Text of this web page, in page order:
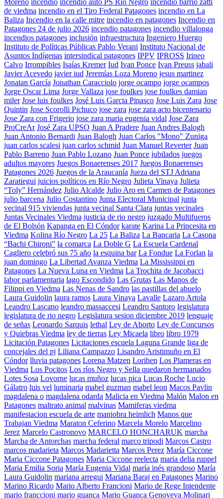
Moreno incendio incendio auto PS Río Negro incendio barrio zatti
de viedma incendio en el Tiro Federal Patagones incendio en La
Baliza Incendio en la calle mitre incendio en patagones Incendio en
Patagones 24 de julio 2026 incendio patagones incendio villalonga
incendios patagones inclusión infraestructura Ingeniero Huergo
Instituto de Políticas Públicas Pablo Verani Instituto Nacional de
Asuntos Indígenas intersindical patagones IPPV IPROSS Irineo
Calvo Irrompibles Isaías Kremer Iud Ivan Ponce Ivan Preuss jabali
Javier Acevedo javier iud Jeremías Loza Moreno jesus martinez
Jonatan García Jonathan Caracciolo jorge ocampo jorge ocampos
Jorge Oscar Lima Jorge Vallaza jose foulkes jose foulkes damian
miler Jose luis foulkes José Luis Garcia Pinasco Jose Luis Zara Jose
Quintin Jose Scorolli Pichuco jose zara jose zara acto bicentenario
Jose Zara con Frigerio jose zara maria eugenia vidal Jose Zara
ProCreAr José Zara UPSO Juan A Pradere Juan Andres Balogh
Juan Antonio Bernardi Juan Balogh Juan Carlos "Mono" Zuniga
juan carlos scalesi juan carlos schmid Juan Manuel Reverter Juan
Pablo Barreno Juan Pablo Lozano Juan Ponce jubilados juegos
adultos mayores Juegos Bonaerenses 2017 Juegos Bonaerenses
Patagones 2026 Juegos de la Araucanía Jueza del STJ Adriana
Zaratiegui juicios políticos en Río Negro Julieta Vinaya Julieta
“Toly” Hernández Julio Alcalde Julio Aro en Carmen de Patagones
julio barcena Julio Costantino Junta Electoral Municipal junta
vecinal 915 viviendas junta vecinal Santa Clara juntas vecinales
Juntas Vecinales Viedma justicia de rio negro juzgado Multifueros
de El Bolsón Kapanga en El Cóndor karate Karina La Princesita en
Viedma Kolina Río Negro La 25 La Baliza La Bancaria La Casona
“Bachi Chironi” la comarca La Doble G La Escuela Cardenal
Cagliero celebró sus 75 año la esquina bar La Fondue La Forlan la
juan domingo La Libertad Avanza Viedma La Mississippi en
Patagones La Nueva Luna en Viedma La Trochita de Jacobacci
labor parlamentaria lago Escondido Las Grutas Las Manos de
Filippi en Viedma Las Nenas de Sandro las pastillas del abuelo
Laura Guidolin laura ramos Laura Vinaya Lavalle Lazaro Artola
Leandro Lascano leandro massaccesi Leandro Santoro legislatura
legislatura de rio negro Legislatura sesion diciembre 2019 lenguaje
de señas Leonardo Sarquis lethal Ley de Aborto Ley de Concursos
y Quiebras Viedma ley de tierras Ley Micaela libro libro 1979
Licitación Patagones Licitaciones escuela Laguna Grande liga de
concejales del pj Liliana Campazzo Lisandro Aristimuño en El
Cóndor lluvia patagones Lorena Matzen Lorihen Los Plameras en
Viedma Los Pocitos Los ríos Negro y Sella quedaron hermanados
Lotes Sosa Lovorne lucas muñoz lucas pica Lucas Roche Lucio
Gálatro luis vel luminaria mabel guzman mabel leon Macos Pavlin
magdalena o magdalena odarda Malicia en Viedma Malón Malon en
Patagones maltrato animal malvinas Mamiferas viedma
manifestacion escuela de arte maniobra heimlich Manos que
Trabajan Viedma Maraton Ceferino Marcela Morelo Marcelino
Jerez Marcelo Castronovo MARCELO HONCHARUK marcha
Marcha de Antorchas marcha federal marco tripodi Marcos Castro
marcos madarieta Marcos Madarietta Marcos Perez María Ciccone
Maria Ciccone Patagones Maria Ciccone reelecta maria delia ruppel
Maria Emilia Soria María Eugenia Vidal maría inés grandoso María
Laura Guidolin mariana arregui Mariana Baraj en Patagones Marino
Marino Ricardo Mario Alberto Francioni Mario de Rege Intendente
mario franccioni mario guanca Mario Guanca Genoveva Molinari